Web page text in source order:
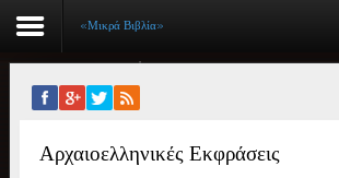
Αρχική
Βιογραφικό
«Μικρά Βιβλία»
Αρχαιοελληνικές Εκφράσεις